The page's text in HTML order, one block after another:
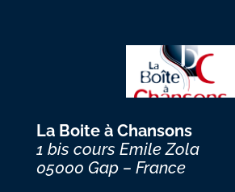
La Boite à Chansons
1 bis cours Emile Zola
05000 Gap – France